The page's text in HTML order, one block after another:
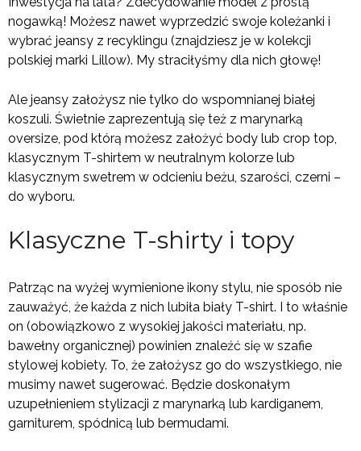
nogawką! Możesz nawet wyprzedzić swoje koleżanki i
wybrać jeansy z recyklingu (znajdziesz je w kolekcji
polskiej marki Lillow). My straciłyśmy dla nich głowę!
Ale jeansy założysz nie tylko do wspomnianej białej
koszuli. Świetnie zaprezentują się też z marynarką
oversize, pod którą możesz założyć body lub crop top,
klasycznym T-shirtem w neutralnym kolorze lub
klasycznym swetrem w odcieniu beżu, szarości, czerni –
do wyboru.
Klasyczne T-shirty i topy
Patrząc na wyżej wymienione ikony stylu, nie sposób nie
zauważyć, że każda z nich lubiła biały T-shirt. I to właśnie
on (obowiązkowo z wysokiej jakości materiału, np.
bawełny organicznej) powinien znaleźć się w szafie
stylowej kobiety. To, że założysz go do wszystkiego, nie
musimy nawet sugerować. Będzie doskonałym
uzupełnieniem stylizacji z marynarką lub kardiganem,
garniturem, spódnicą lub bermudami.